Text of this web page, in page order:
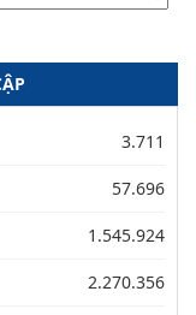
3.711
57.696
1.545.924
2.270.356